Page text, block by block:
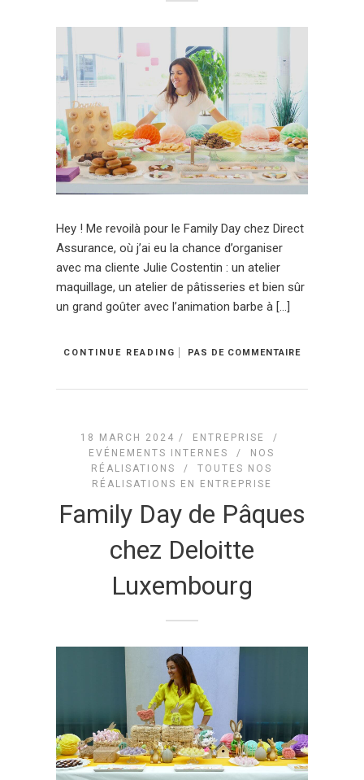
Hey ! Me revoilà pour le Family Day chez Direct
Assurance, où j’ai eu la chance d’organiser
avec ma cliente Julie Costentin : un atelier
maquillage, un atelier de pâtisseries et bien sûr
un grand goûter avec l’animation barbe à […]
CONTINUE READING PAS DE COMMENTAIRE
18 MARCH 2024 / ENTREPRISE
/
EVÉNEMENTS INTERNES
/ NOS
RÉALISATIONS
/TOUTES NOS
RÉALISATIONS EN ENTREPRISE
Family Day de Pâques
chez Deloitte
Luxembourg